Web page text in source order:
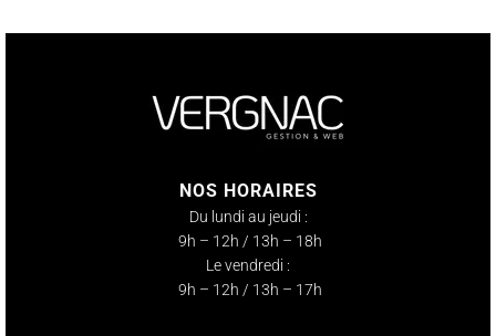
NOS HORAIRES
Du lundi au jeudi :
9h – 12h / 13h – 18h
Le vendredi :
9h – 12h / 13h – 17h